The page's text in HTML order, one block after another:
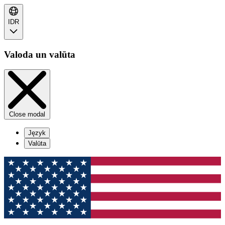
IDR
Valoda un valūta
Close modal
Język
Valūta